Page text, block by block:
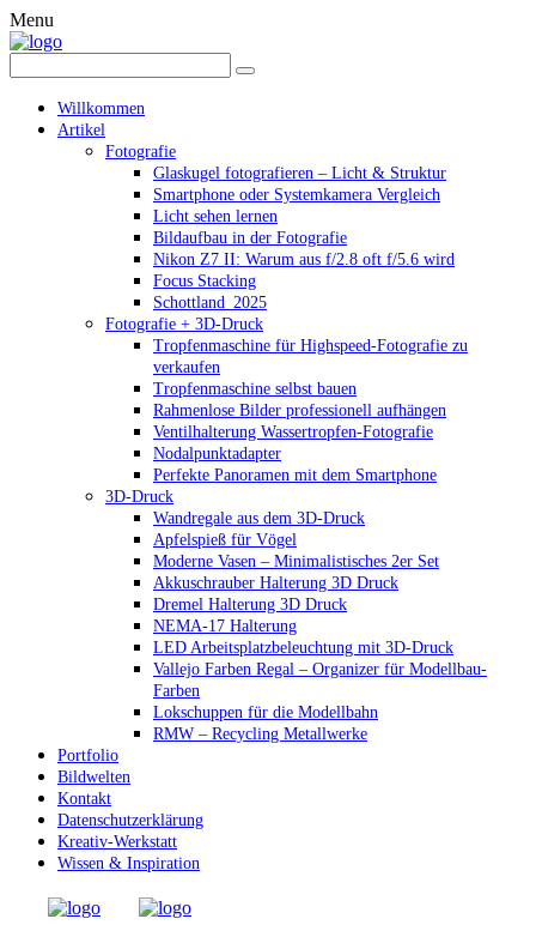
Menu
Willkommen
Artikel
Fotografie
Glaskugel fotografieren – Licht & Struktur
Smartphone oder Systemkamera Vergleich
Licht sehen lernen
Bildaufbau in der Fotografie
Nikon Z7 II: Warum aus f/2.8 oft f/5.6 wird
Focus Stacking
Schottland_2025
Fotografie + 3D-Druck
Tropfenmaschine für Highspeed-Fotografie zu
verkaufen
Tropfenmaschine selbst bauen
Rahmenlose Bilder professionell aufhängen
Ventilhalterung Wassertropfen-Fotografie
Nodalpunktadapter
Perfekte Panoramen mit dem Smartphone
3D-Druck
Wandregale aus dem 3D-Druck
Apfelspieß für Vögel
Moderne Vasen – Minimalistisches 2er Set
Akkuschrauber Halterung 3D Druck
Dremel Halterung 3D Druck
NEMA-17 Halterung
LED Arbeitsplatzbeleuchtung mit 3D-Druck
Vallejo Farben Regal – Organizer für Modellbau-
Farben
Lokschuppen für die Modellbahn
RMW – Recycling Metallwerke
Portfolio
Bildwelten
Kontakt
Datenschutzerklärung
Kreativ-Werkstatt
Wissen & Inspiration